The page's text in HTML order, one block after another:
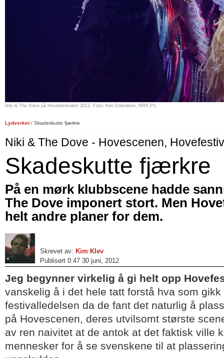
Niki & The Dove på Hovefestivalen 2012. Foto: Kim Erlandsen, NRK P3.
Lydverket/ Skadeskutte fjærkre
Niki & The Dove - Hovescenen,
Skadeskutte fjærkre
På en mørk klubbscene hadde
The Dove imponert stort. Men
helt andre planer for dem.
Skrevet av: Kim Klev
Publisert 0:47 30 juni, 2012
Jeg begynner virkelig å gi helt opp
vanskelig å i det hele tatt forstå hva som
festivalledelsen da de fant det naturlig å
på Hovescenen, deres utvilsomt største
av ren naivitet at de antok at det faktisk ville
mennesker for å se svenskene til at